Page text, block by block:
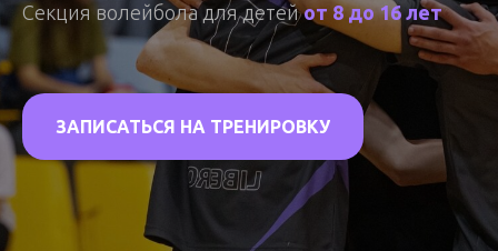
Секция волейбола для детейот 8 до 16 лет
ЗАПИСАТЬСЯ НА ТРЕНИРОВКУ